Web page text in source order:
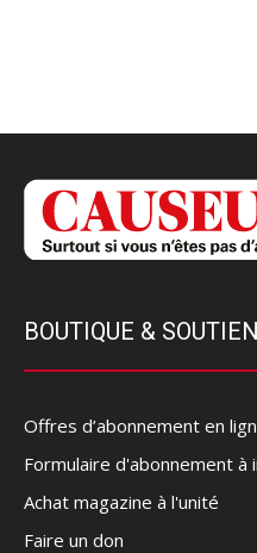
BOUTIQUE & SOUTIEN
Offres d’abonnement en
Formulaire d'abonnement à
Achat magazine à l'unité
Faire un don